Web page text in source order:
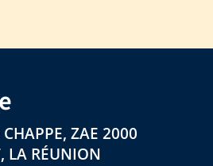
ZAE 2000
LA RÉUNION